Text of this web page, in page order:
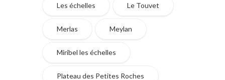
Les échelles Le Touvet
Merlas Meylan
Miribel les échelles
Plateau des Petites Roches